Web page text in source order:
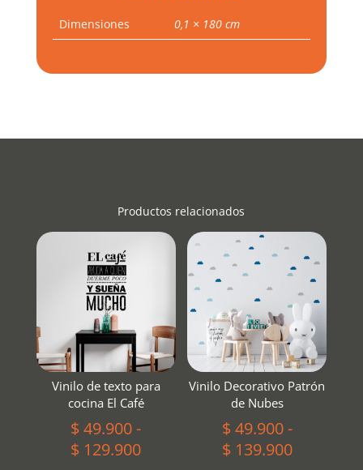
Dimensiones 0,1 × 180 cm
Productos relacionados
Vinilo de texto para
cocina El Café
$49.900-
$ 129.900Rango
Vinilo Decorativo Patrón
de Nubes
$49.900-
$139.900Rango